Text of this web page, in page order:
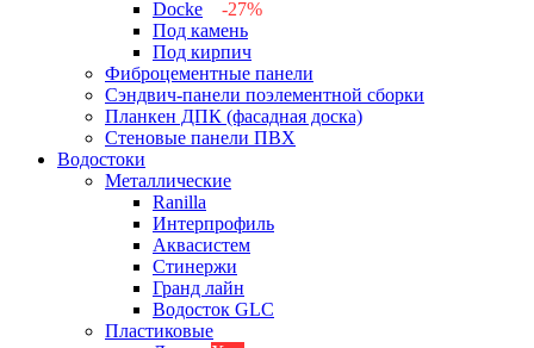
Docke
-27%
Под камень
Под кирпич
Фиброцементные панели
Сэндвич-панели поэлементной сборки
Планкен ДПК (фасадная доска)
Стеновые панели ПВХ
Водостоки
Металлические
Ranilla
Интерпрофиль
Аквасистем
Стинержи
Гранд лайн
Водосток GLC
Пластиковые